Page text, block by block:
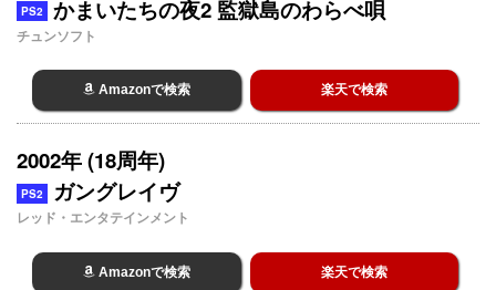
PS2 かまいたちの夜2 監獄島のわらべ唄
チュンソフト
Amazonで検索 楽天で検索
2002年 (18周年)
PS2 ガングレイヴ
レッド・エンタテインメント
Amazonで検索 楽天で検索